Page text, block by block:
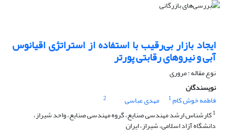
ایجاد بازار بی‌رقیب با استفاده از استراتژی اقیانوس
آبی و نیروهای رقابتی پورتر
نوع مقاله : مروری
نویسندگان
فاطمه خوش کام1 مهدی عباسی
2
1کارشناس ارشد مهندسی صنایع، گروه مهندسی صنایع، واحد شیراز،
دانشگاه آزاد اسلامی، شیراز، ایران